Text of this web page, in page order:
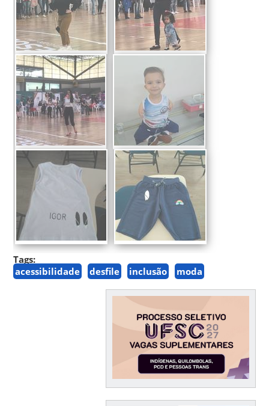
Tags:
acessibilidade
desfile inclusão moda